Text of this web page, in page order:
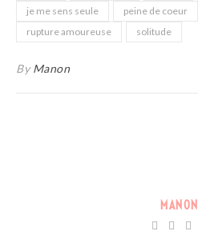
je me sens seule
peine de coeur
rupture amoureuse
solitude
ByManon
MANON